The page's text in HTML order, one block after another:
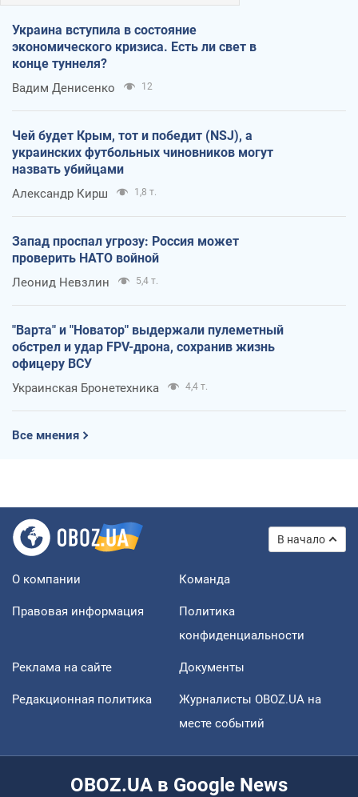
Украина вступила в состояние
экономического кризиса. Есть ли свет в
конце туннеля?
Вадим Денисенко 12
Чей будет Крым, тот и победит (NSJ), а
украинских футбольных чиновников могут
назвать убийцами
Александр Кирш 1,8 т.
Запад проспал угрозу: Россия может
проверить НАТО войной
Леонид Невзлин 5,4 т.
"Варта" и "Новатор" выдержали пулеметный
обстрел и удар FPV-дрона, сохранив жизнь
офицеру ВСУ
Украинская Бронетехника 4,4 т.
Все мнения
В начало
О компании Команда
Правовая информация
Политика
конфиденциальности
Реклама на сайте Документы
Редакционная политика
Журналисты OBOZ.UA на
месте событий
OBOZ.UA в Google News